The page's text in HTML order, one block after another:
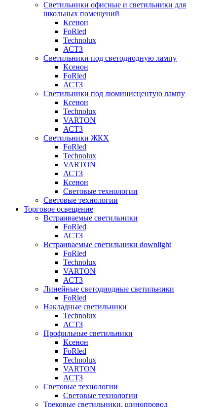
Светильники офисные и светильники для
школьных помещений
Ксенон
FoRled
Technolux
АСТЗ
Светильники под светодиодную лампу
Ксенон
FoRled
АСТЗ
Светильники под люминисцентую лампу
Ксенон
Technolux
VARTON
АСТЗ
Светильники ЖКХ
FoRled
Technolux
VARTON
АСТЗ
Ксенон
Световые технологии
Световые технологии
Торговое освещение
Встраиваемые светильники
FoRled
АСТЗ
Встраиваемые светильники downlight
FoRled
Technolux
VARTON
АСТЗ
Линейные светодиодные светильники
FoRled
Накладные светильники
Technolux
АСТЗ
Профильные светильники
Ксенон
FoRled
Technolux
VARTON
АСТЗ
Световые технологии
Световые технологии
Трековые светильники, шинопровод